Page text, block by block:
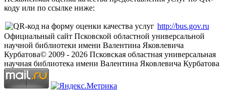
коду или по ссылке ниже:
http://bus.gov.ru
Официальный сайт Псковской областной универсальной
научной библиотеки имени Валентина Яковлевича
Курбатова© 2009 - 2026 Псковская областная универсальная
научная библиотека имени Валентина Яковлевича Курбатова